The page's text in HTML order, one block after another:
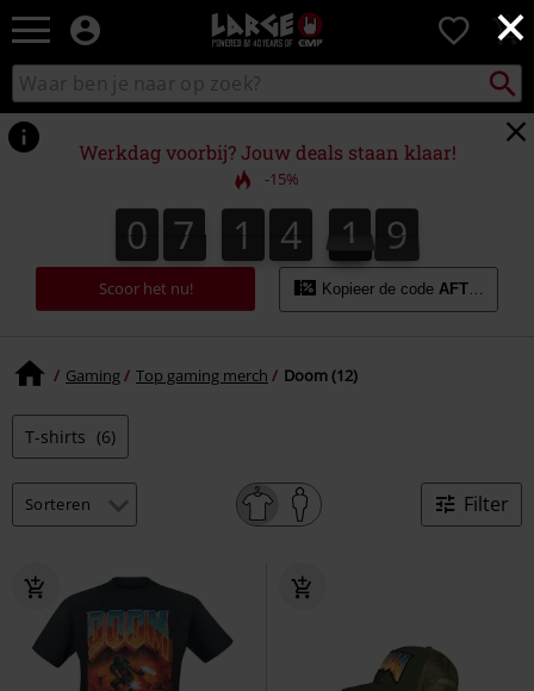
×
Large
–
Muziek-,
en
gaming-
merch
+
alternatieve
kleding
0
Zoek
in
catalogus
zoeken
Werkdag voorbij? Jouw deals staan klaar!
-15%
0
0 7
7 1
1 4
4 1
2
1 8
9
8
0
9
Scoor het nu! Kopieer de code
Gaming Top gaming merch Doom (12)
T-shirts (6)
Filter